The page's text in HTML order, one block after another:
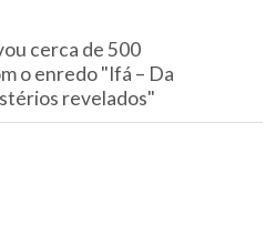
cerca de 500
o enredo "Ifá – Da
revelados"